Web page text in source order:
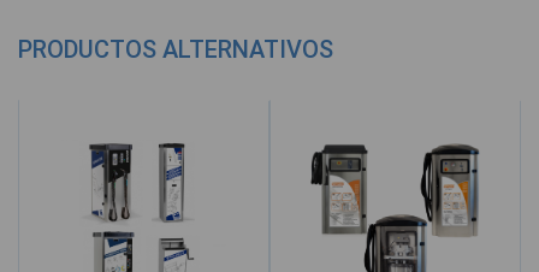
PRODUCTOS ALTERNATIVOS